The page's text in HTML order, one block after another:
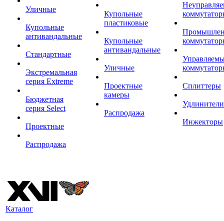
Уличные
Купольные
антивандальные
Стандартные
Экстремальная
серия Extreme
Бюджетная
серия Select
Проектные
Распродажа
Купольные
пластиковые
Купольные
антивандальные
Уличные
Проектные
камеры
Распродажа
Сплиттеры
Удлинители
Инжекторы
Каталог